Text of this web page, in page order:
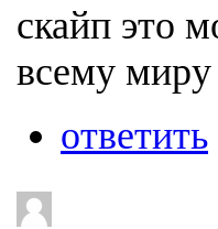
скайп это
всему миру
ответить